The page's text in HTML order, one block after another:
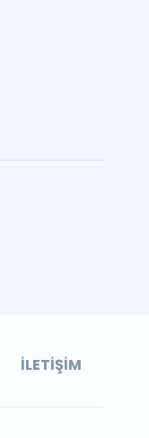
İLETIŞIM